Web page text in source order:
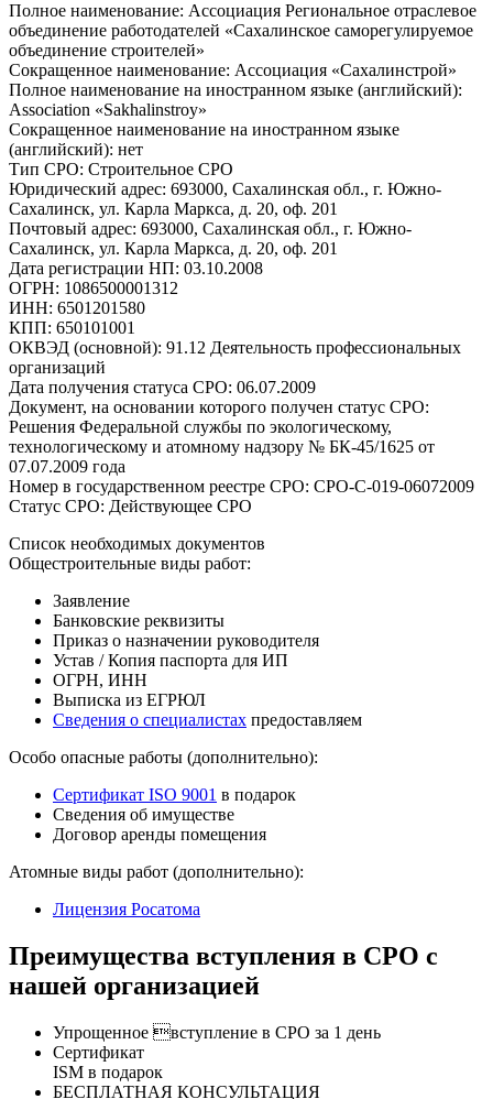
Полное наименование: Ассоциация Региональное отраслевое
объединение работодателей «Сахалинское саморегулируемое
объединение строителей»
Сокращенное наименование: Ассоциация «Сахалинстрой»
Полное наименование на иностранном языке (английский):
Association «Sakhalinstroy»
Сокращенное наименование на иностранном языке
(английский): нет
Тип СРО: Строительное СРО
Юридический адрес: 693000, Сахалинская обл., г. Южно-
Сахалинск, ул. Карла Маркса, д. 20, оф. 201
Почтовый адрес: 693000, Сахалинская обл., г. Южно-
Сахалинск, ул. Карла Маркса, д. 20, оф. 201
Дата регистрации НП: 03.10.2008
ОГРН: 1086500001312
ИНН: 6501201580
КПП: 650101001
ОКВЭД (основной): 91.12 Деятельность профессиональных
организаций
Дата получения статуса СРО: 06.07.2009
Документ, на основании которого получен статус СРО:
Решения Федеральной службы по экологическому,
технологическому и атомному надзору № БК-45/1625 от
07.07.2009 года
Номер в государственном реестре СРО: СРО-С-019-06072009
Статус СРО: Действующее СРО
Список необходимых документов
Общестроительные виды работ:
Заявление
Банковские реквизиты
Приказ о назначении руководителя
Устав / Копия паспорта для ИП
ОГРН, ИНН
Выписка из ЕГРЮЛ
Сведения о специалистах предоставляем
Особо опасные работы (дополнительно):
Сертификат ISO 9001 в подарок
Сведения об имуществе
Договор аренды помещения
Атомные виды работ (дополнительно):
Лицензия Росатома
Преимущества вступления в СРО с
нашей организацией
Упрощенное вступление в СРО за 1 день
Сертификат
ISM в подарок
БЕСПЛАТНАЯ КОНСУЛЬТАЦИЯ